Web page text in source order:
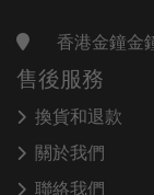
香港金鐘金
售後服務
換貨和退款
關於我們
聯絡我們